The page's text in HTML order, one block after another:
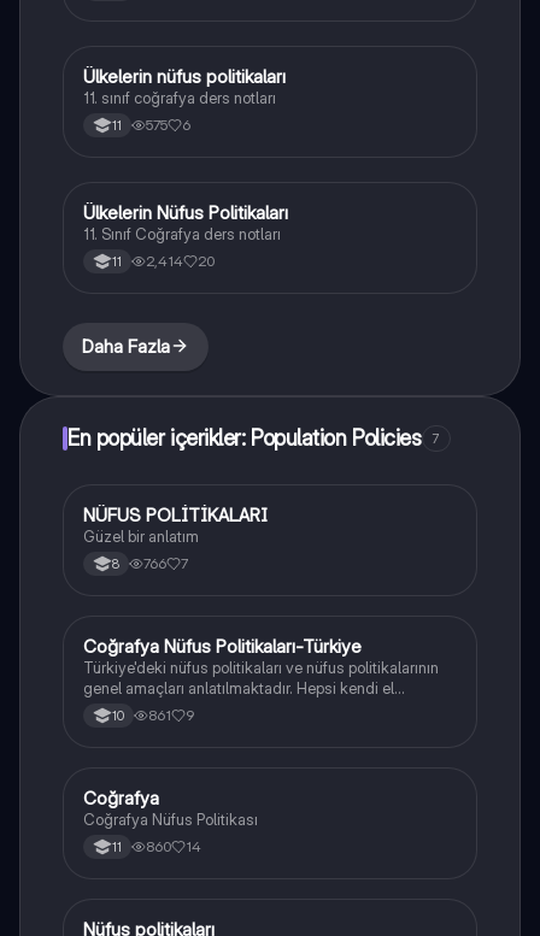
Coğrafya
Ülkelerin nüfus politikaları
11. sınıf coğrafya ders notları
11 575 6
Coğrafya
Ülkelerin Nüfus Politikaları
11. Sınıf Coğrafya ders notları
11 2,414 20
Daha Fazla
En popüler içerikler: Population Policies 7
Sosyal Bilgiler
NÜFUS POLİTİKALARI
Güzel bir anlatım
8 766 7
Coğrafya
Coğrafya Nüfus Politikaları-Türkiye
Türkiye'deki nüfus politikaları ve nüfus politikalarının
genel amaçları anlatılmaktadır. Hepsi kendi el
yazımdır.
10 861 9
Coğrafya
Coğrafya
Coğrafya Nüfus Politikası
11 860 14
Coğrafya
Nüfus politikaları